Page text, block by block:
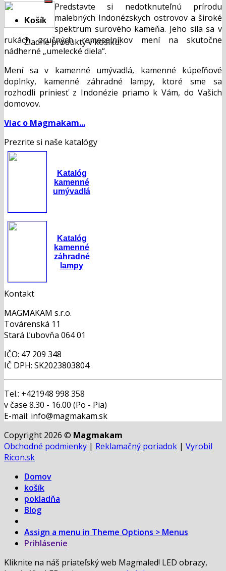
Košík
Žiadne produkty v košíku.
Predstavte si nedotknuteľnú prírodu
malebných Indonézskych ostrovov a široké
spektrum surového kameňa. Jeho sila sa v
rukách zručných remeselníkov mení na skutočne
nádherné „umelecké diela“.
Mení sa v kamenné umývadlá, kamenné kúpeľňové
doplnky, kamenné záhradné lampy, ktoré sme sa
rozhodli priniesť z Indonézie priamo k Vám, do Vašich
domovov.
Viac o Magmakam...
Prezrite si naše katalógy
Katalóg
kamenné
umývadlá
Katalóg
kamenné
záhradné
lampy
Kontakt
MAGMAKAM s.r.o.
Továrenská 11
Stará Ľubovňa 064 01
IČO: 47 209 348
IČ DPH: SK2023803804
Tel.: +421948 998 358
v čase 8.30 - 16.00 (Po - Pia)
E-mail: info@magmakam.sk
Copyright 2026 © Magmakam
Obchodné podmienky | Reklamačný poriadok | Vyrobil
Ricon.sk
Domov
košík
pokladňa
Blog
Assign a menu in Theme Options > Menus
Prihlásenie
Kliknite na náš priateľský web Magmaled! LED obrazy,